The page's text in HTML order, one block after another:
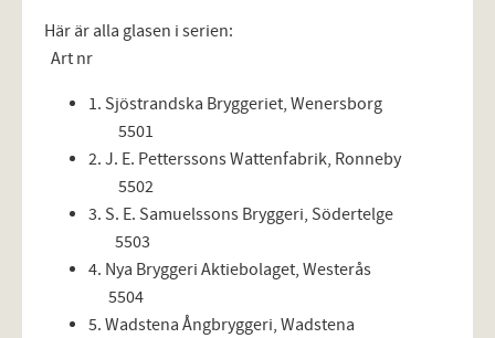
Här är alla glasen i serien:
Art nr
1. Sjöstrandska Bryggeriet, Wenersborg
5501
2. J. E. Petterssons Wattenfabrik, Ronneby
5502
3. S. E. Samuelssons Bryggeri, Södertelge
5503
4. Nya Bryggeri Aktiebolaget, Westerås
5504
5. Wadstena Ångbryggeri, Wadstena